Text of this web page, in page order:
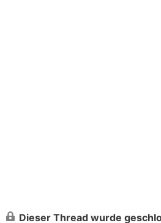
Dieser Thread wurde